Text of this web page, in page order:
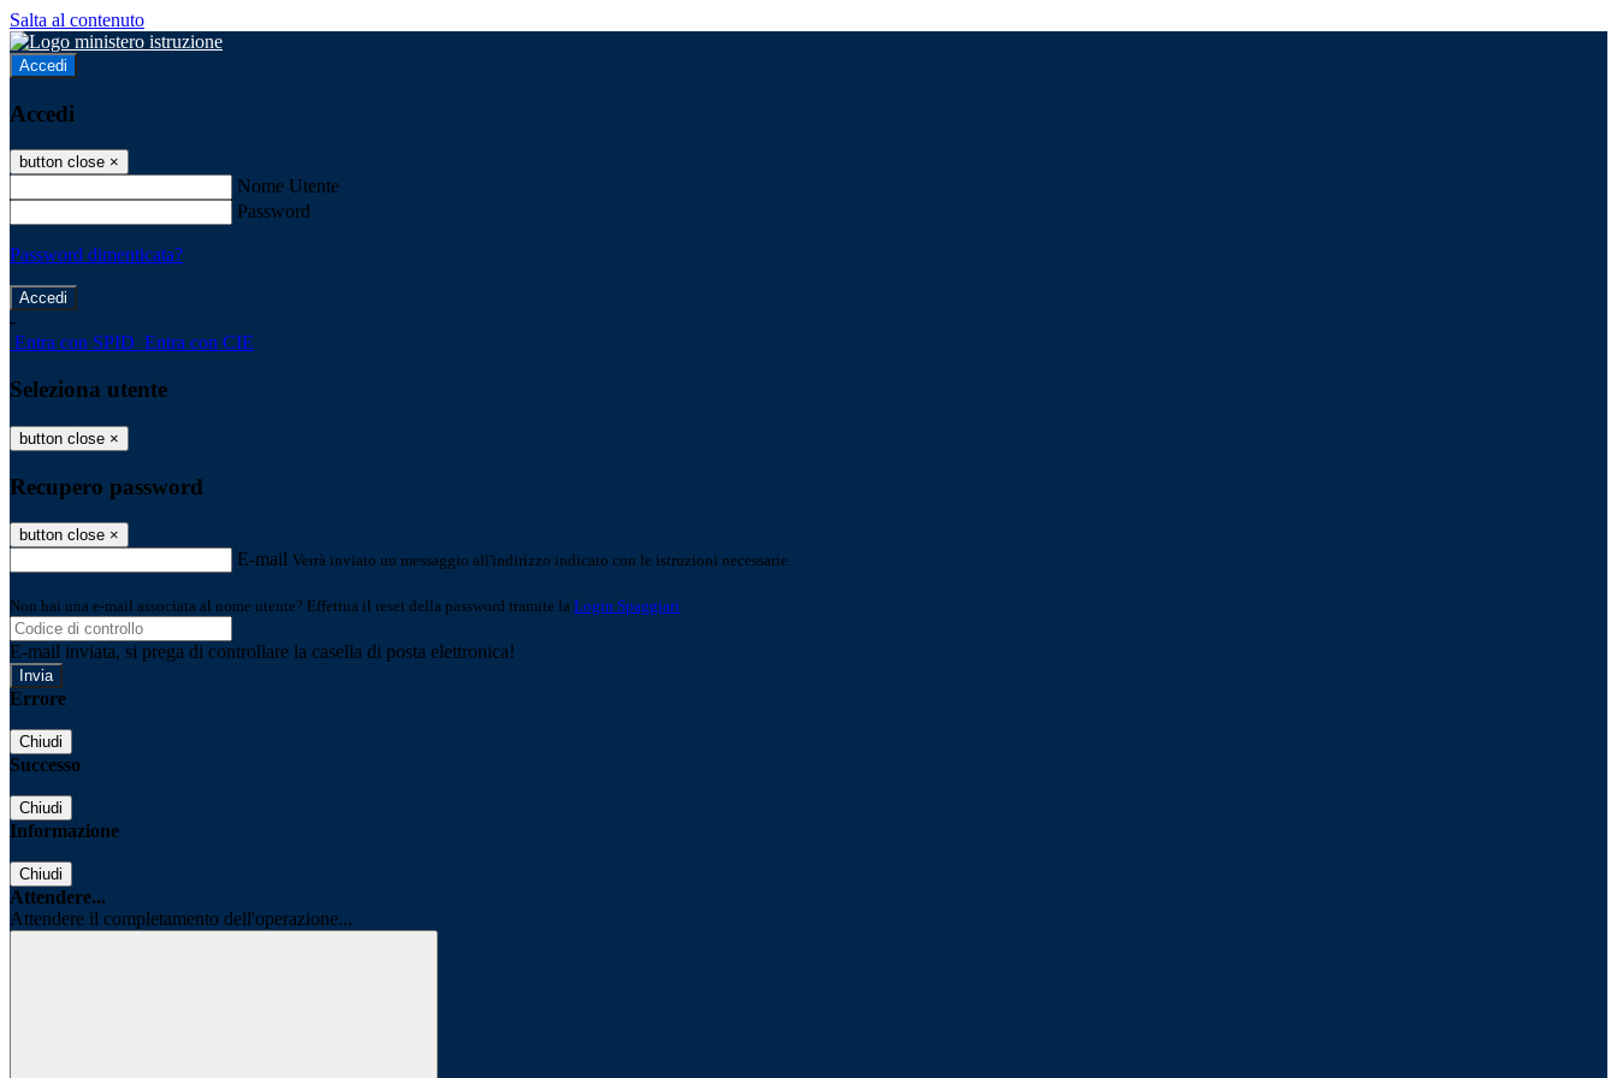
Salta al contenuto
Accedi
Accedi
button close ×
Nome Utente
Password
Password dimenticata?
-
Entra con SPID Entra con CIE
Seleziona utente
button close ×
Recupero password
button close ×
E-mail Verrà inviato un messaggio all'indirizzo indicato con le istruzioni necessarie.
Non hai una e-mail associata al nome utente? Effettua il reset della password tramite la Login Spaggiari
E-mail inviata, si prega di controllare la casella di posta elettronica!
Errore
Chiudi
Successo
Chiudi
Informazione
Chiudi
Attendere...
Attendere il completamento dell'operazione...